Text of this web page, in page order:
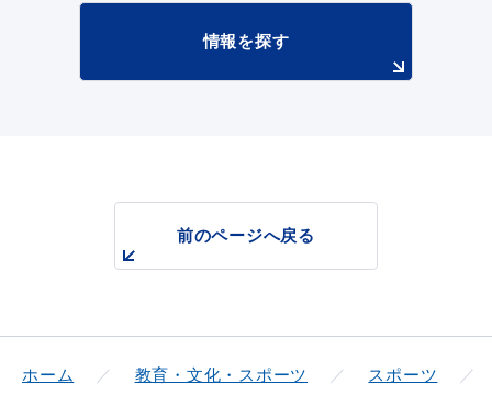
情報を探す
前のページへ戻る
ホーム 教育・文化・スポーツ スポーツ